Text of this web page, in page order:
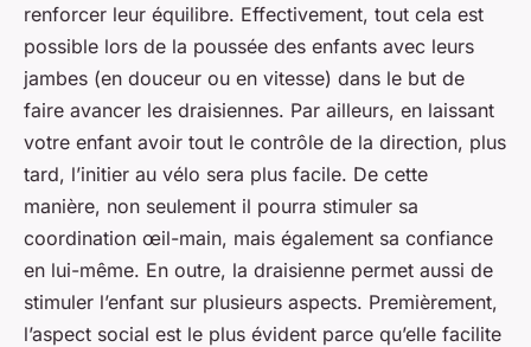
renforcer leur équilibre. Effectivement, tout cela est
possible lors de la poussée des enfants avec leurs
jambes (en douceur ou en vitesse) dans le but de
faire avancer les draisiennes. Par ailleurs, en laissant
votre enfant avoir tout le contrôle de la direction, plus
tard, l’initier au vélo sera plus facile. De cette
manière, non seulement il pourra stimuler sa
coordination œil-main, mais également sa confiance
en lui-même. En outre, la draisienne permet aussi de
stimuler l’enfant sur plusieurs aspects. Premièrement,
l’aspect social est le plus évident parce qu’elle facilite